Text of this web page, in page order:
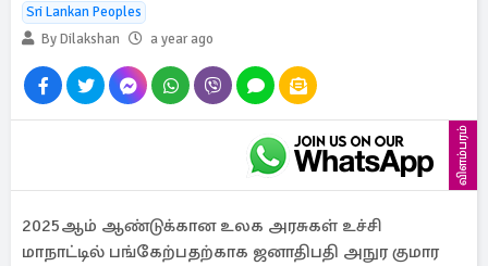
Sri Lankan Peoples
By Dilakshan
a year ago
விளம்பரம்
2025ஆம் ஆண்டுக்கான உலக அரசுகள் உச்சி
மாநாட்டில் பங்கேற்பதற்காக ஜனாதிபதி அநுர குமார